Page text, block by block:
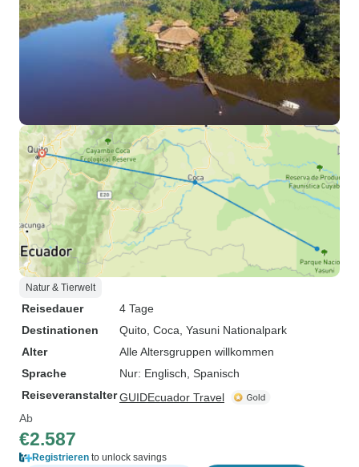
Natur & Tierwelt
Reisedauer
4 Tage
Destinationen
Quito , Coca , Yasuni Nationalpark
Alter
Alle Altersgruppen willkommen
Sprache
Nur: Englisch, Spanisch
ReiseveranstalterGUIDEcuador Travel
Ab
€2.587
Registrieren to unlock savings